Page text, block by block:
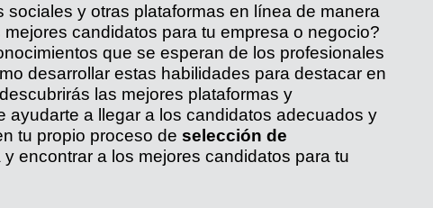
y otras plataformas en línea de manera
candidatos para tu empresa o negocio?
que se esperan de los profesionales
desarrollar estas habilidades para destacar en
las mejores plataformas y
ayudarte a llegar a los candidatos adecuados y
tu propio proceso de selección de
encontrar a los mejores candidatos para tu